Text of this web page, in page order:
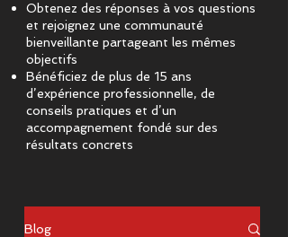
Obtenez des réponses à vos questions
et rejoignez une communauté
bienveillante partageant les mêmes
objectifs
Bénéficiez de plus de 15 ans
d’expérience professionnelle, de
conseils pratiques et d’un
accompagnement fondé sur des
résultats concrets
Blog